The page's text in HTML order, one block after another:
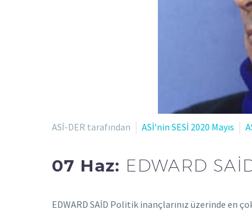
ASİ-DER tarafından ASİ'nin SESİ 2020 Mayıs
07 Haz: EDWARD
EDWARD SAİD Politik inançlarınız üzerinde en